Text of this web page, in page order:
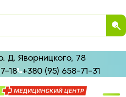
Д. Яворницкого, 78
18 +380 (95) 658-71-31